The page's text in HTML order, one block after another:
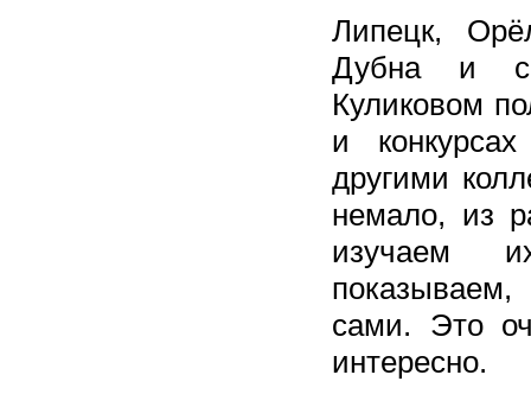
Липецк,
Дубна и
Куликовом
и
другими
немало, из
изучаем
сами. Это
интересно.